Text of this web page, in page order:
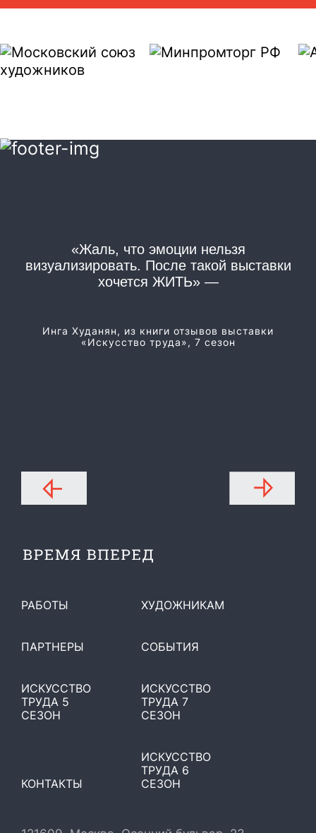
«Жаль, что эмоции нельзя
визуализировать. После такой выставки
хочется ЖИТЬ» —
Инга Худанян, из книги отзывов выставки
«Искусство труда», 7 сезон
РАБОТЫ ХУДОЖНИКАМ
ПАРТНЕРЫ СОБЫТИЯ
КОНТАКТЫ
ИСКУССТВО
ТРУДА 5
СЕЗОН
ИСКУССТВО
ТРУДА 6
СЕЗОН
ИСКУССТВО
ТРУДА 7
СЕЗОН